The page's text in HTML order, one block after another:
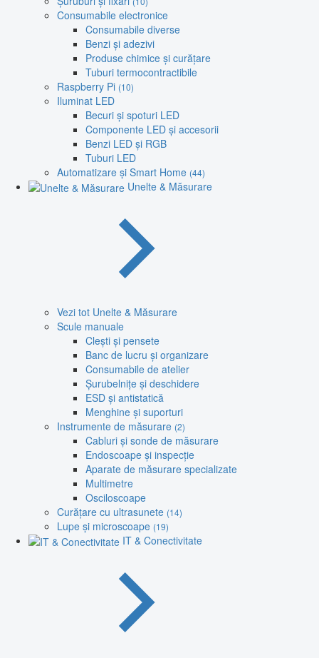
Consumabile electronice
Consumabile diverse
Benzi și adezivi
Produse chimice și curățare
Tuburi termocontractibile
Raspberry Pi (10)
Iluminat LED
Becuri și spoturi LED
Componente LED și accesorii
Benzi LED și RGB
Tuburi LED
Automatizare și Smart Home (44)
Unelte & Măsurare
Vezi tot Unelte & Măsurare
Scule manuale
Clești și pensete
Banc de lucru și organizare
Consumabile de atelier
Șurubelnițe și deschidere
ESD și antistatică
Menghine și suporturi
Instrumente de măsurare (2)
Cabluri și sonde de măsurare
Endoscoape și inspecție
Aparate de măsurare specializate
Multimetre
Osciloscoape
Curățare cu ultrasunete (14)
Lupe și microscoape (19)
IT & Conectivitate